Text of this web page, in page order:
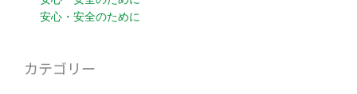
安心・安全のために
カテゴリー